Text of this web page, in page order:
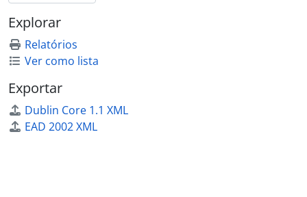
Explorar
Relatórios
Ver como lista
Exportar
Dublin Core 1.1 XML
EAD 2002 XML